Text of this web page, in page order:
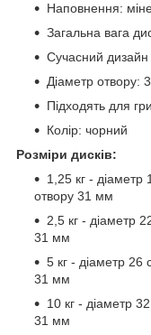
Наповнення:
Загальна вага
Сучасний дизайн
Діаметр отвору:
Підходять для
Колір: чорний
Розміри дисків:
1,25 кг -
отвору 31 мм
2,5 кг - діаметр
31 мм
5 кг - діаметр
31 мм
10 кг - діаметр
31 мм